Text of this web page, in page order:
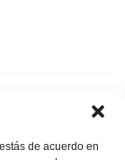
de acuerdo en
aquest navegador